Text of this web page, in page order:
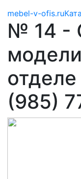
mebel-v-ofis.ru
№ 14 -
(985)